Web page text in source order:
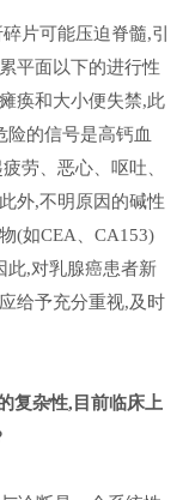
片可能压迫脊髓,引
平面以下的进行性
痪和大小便失禁,此
险的信号是高钙血
劳、恶心、呕吐、
外,不明原因的碱性
(如CEA、CA153)
此,对乳腺癌患者新
给予充分重视,及时
复杂性,目前临床上